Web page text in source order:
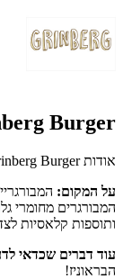
Burger
אודות Grinberg Burger
על המקום:
המבורגרים מחומרי
ותוספות קלאסיות
עוד דברים שכדאי
הבראוניז!